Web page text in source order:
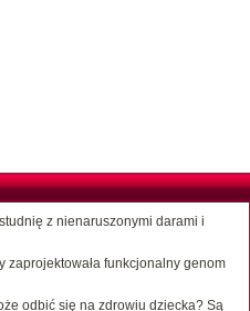
z nienaruszonymi darami i
zaprojektowała funkcjonalny genom
odbić się na zdrowiu dziecka? Są